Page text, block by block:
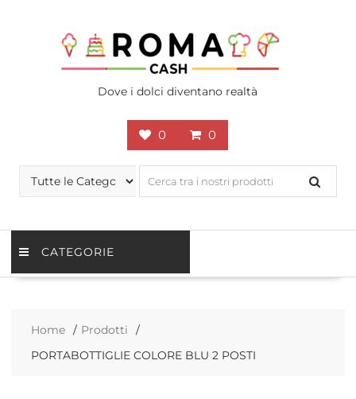
Dove i dolci diventano realtà
0 0
CATEGORIE
Home
Prodotti
PORTABOTTIGLIE COLORE BLU 2 POSTI